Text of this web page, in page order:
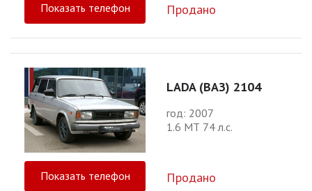
Показать телефон Продано
LADA (ВАЗ) 2104
год: 2007
1.6 МТ 74 л.с.
Показать телефон Продано